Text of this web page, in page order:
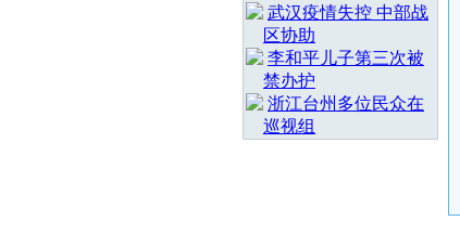
武汉疫情失控 中部战
区协助
李和平儿子第三次被
禁办护
浙江台州多位民众在
巡视组